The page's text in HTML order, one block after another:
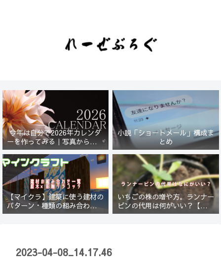
今年は自分で2026年カレンダ
ーを作ってみる｜写真から始ま
る小さなプロジェクト【一灯
花】
小説「ショートメール」構成ま
とめ
【マイクラ】建築に使う建材の
パターン・種類の組み合わせ一
覧！原木×彩釉テラコッタ編
いちごの株の増や方。ランナー
ピンの代用は何がいい？【５年
放置したイチゴは復活するの
2023-04-08_14.17.46